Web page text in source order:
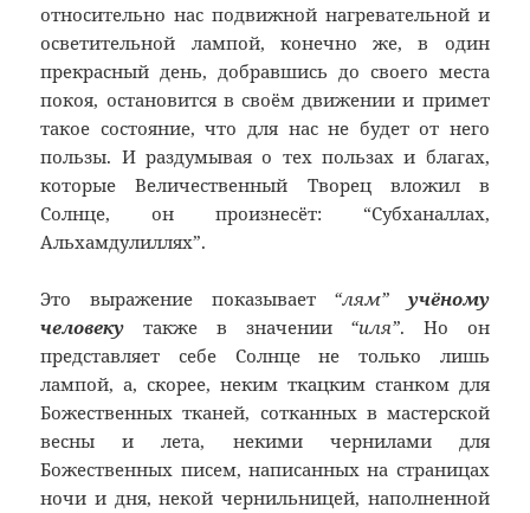
относительно нас подвижной нагревательной и
осветительной лампой, конечно же, в один
прекрасный день, добравшись до своего места
покоя, остановится в своём движении и примет
такое состояние, что для нас не будет от него
пользы. И раздумывая о тех пользах и благах,
которые Величественный Творец вложил в
Солнце, он произнесёт: “Субханаллах,
Альхамдулиллях”.
Это выражение показывает “лям”
учёному
человеку также в значении “иля”. Но он
представляет себе Солнце не только лишь
лампой, а, скорее, неким ткацким станком для
Божественных тканей, сотканных в мастерской
весны и лета, некими чернилами для
Божественных писем, написанных на страницах
ночи и дня, некой чернильницей, наполненной